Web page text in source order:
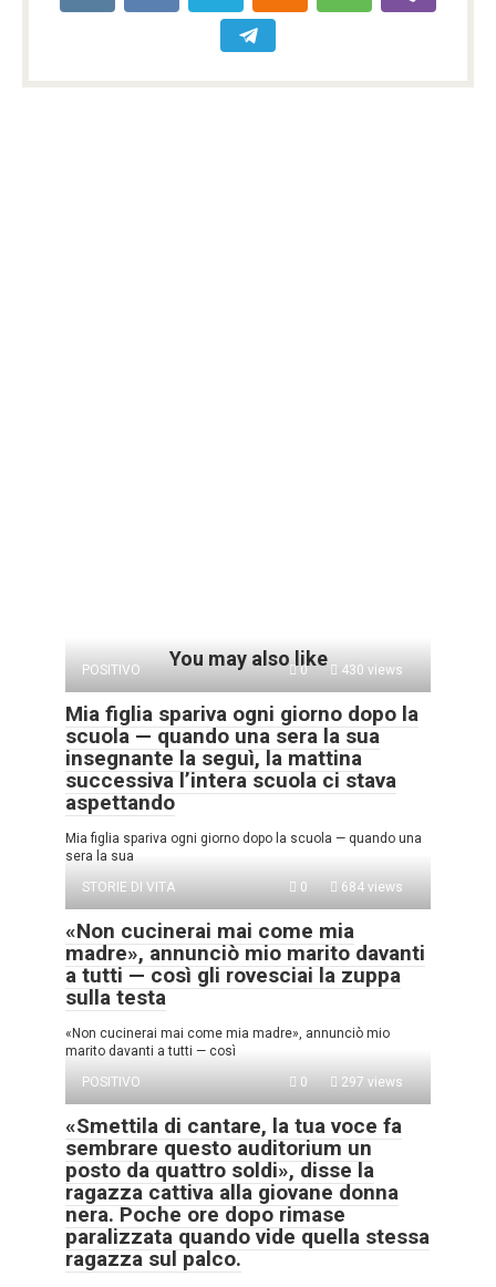
You may also like
POSITIVO 0 430 views
Mia figlia spariva ogni giorno dopo la
scuola — quando una sera la sua
insegnante la seguì, la mattina
successiva l’intera scuola ci stava
aspettando
Mia figlia spariva ogni giorno dopo la scuola — quando una
sera la sua
STORIE DI VITA
0 684 views
«Non cucinerai mai come mia
madre», annunciò mio marito davanti
a tutti — così gli rovesciai la zuppa
sulla testa
«Non cucinerai mai come mia madre», annunciò mio
marito davanti a tutti — così
POSITIVO
0 297 views
«Smettila di cantare, la tua voce fa
sembrare questo auditorium un
posto da quattro soldi», disse la
ragazza cattiva alla giovane donna
nera. Poche ore dopo rimase
paralizzata quando vide quella stessa
ragazza sul palco.